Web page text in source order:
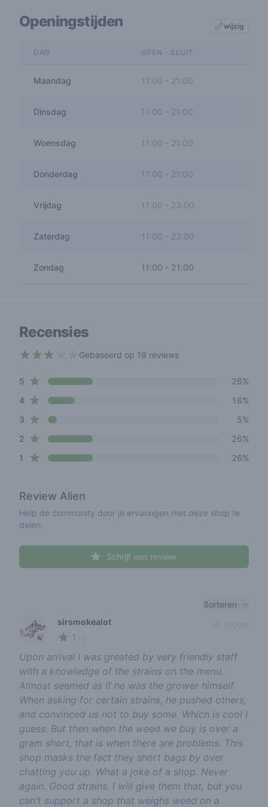
Openingstijden wijzig
DAG OPEN - SLUIT
Maandag 11:00 - 21:00
Dinsdag 11:00 21:00
Woensdag 11:00 - 21:00
Donderdag 11:00 21:00
Vrijdag 11:00 - 23:00
Zaterdag 11:00 23:00
Zondag 11:00 - 21:00
Recensies
Gebaseerd op 19 reviews
Review data
5 star reviews
26%
4star reviews
16%
3 star reviews
5%
2 star reviews
26%
1 star reviews 26%
Review Alien
Help de community door je ervaringen met deze shop te
delen.
Schrijf een review
Sorteren
🍃
sirsmokealot
1
Upon arrival I was greated by very friendly staff
with a knowledge of the strains on the menu.
Almost seemed as if he was the grower himself.
When asking for certain strains, he pushed others,
and convinced us not to buy some. Which is cool I
guess. But then when the weed we buy is over a
gram short, that is when there are problems. This
shop masks the fact they short bags by over
chatting you up. What a joke of a shop. Never
again. Good strains. I will give them that, but you
can't support a shop that weighs weed on a